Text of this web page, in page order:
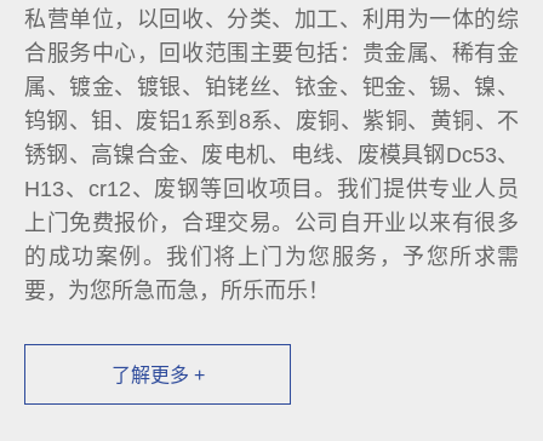
私营单位，以回收、分类、加工、利用为一体的综
合服务中心，回收范围主要包括：贵金属、稀有金
属、镀金、镀银、铂铑丝、铱金、钯金、锡、镍、
钨钢、钼、废铝1系到8系、废铜、紫铜、黄铜、不
锈钢、高镍合金、废电机、电线、废模具钢Dc53、
H13、cr12、废钢等回收项目。我们提供专业人员
上门免费报价，合理交易。公司自开业以来有很多
的成功案例。我们将上门为您服务，予您所求需
要，为您所急而急，所乐而乐！
了解更多 +